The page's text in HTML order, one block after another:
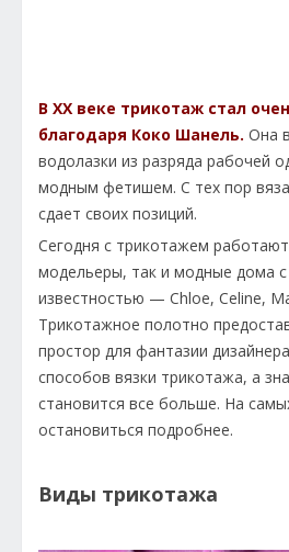
В XX веке трикотаж стал
благодаря Коко Шанель. Она
водолазки из разряда рабочей
модным фетишем. С тех пор
сдает своих позиций.
Сегодня с трикотажем
модельеры, так и модные дома
известностью — Chloe, Celine,
Трикотажное полотно
простор для фантазии
способов вязки трикотажа, а
становится все больше. На
остановиться подробнее.
Виды трикотажа